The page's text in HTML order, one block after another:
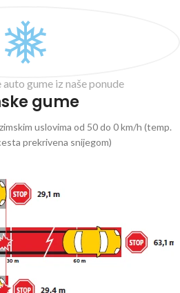
gume iz naše ponude
gume
uslovima od 50 do 0 km/h (temp.
prekrivena snijegom)